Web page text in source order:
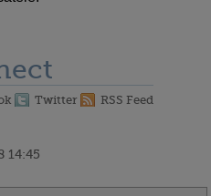
Twitter RSS Feed
14:45